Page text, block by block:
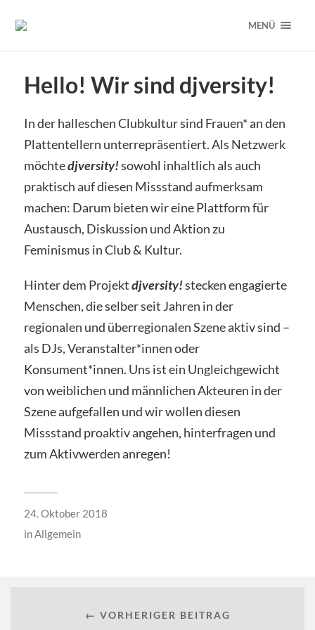
MENÜ
Hello! Wir sind djversity!
In der halleschen Clubkultur sind Frauen* an den
Plattentellern unterrepräsentiert. Als Netzwerk
möchtedjversity!sowohl inhaltlich als auch
praktisch auf diesen Missstand aufmerksam
machen: Darum bieten wir eine Plattform für
Austausch, Diskussion und Aktion zu
Feminismus in Club & Kultur.
Hinter dem Projektdjversity!stecken engagierte
Menschen, die selber seit Jahren in der
regionalen und überregionalen Szene aktiv sind –
als DJs, Veranstalter*innen oder
Konsument*innen. Uns ist ein Ungleichgewicht
von weiblichen und männlichen Akteuren in der
Szene aufgefallen und wir wollen diesen
Missstand proaktiv angehen, hinterfragen und
zum Aktivwerden anregen!
24. Oktober 2018
inAllgemein
← VORHERIGER BEITRAG